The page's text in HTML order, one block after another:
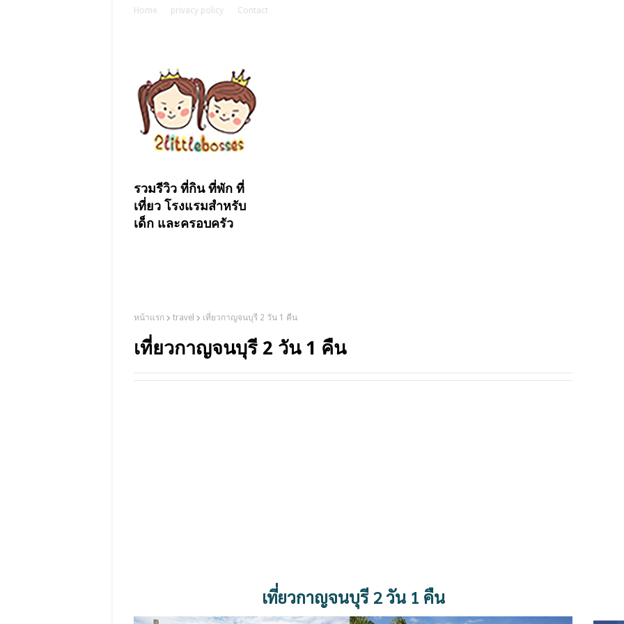
Home privacy policy Contact
รวมรีวิว ที่กิน ที่พัก ที่
เที่ยว โรงแรมสำหรับ
เด็ก และครอบครัว
หน้าแรก travel เที่ยวกาญจนบุรี 2 วัน 1 คืน
เที่ยวกาญจนบุรี 2 วัน 1 คืน
เที่ยวกาญจนบุรี2วัน 1 คืน